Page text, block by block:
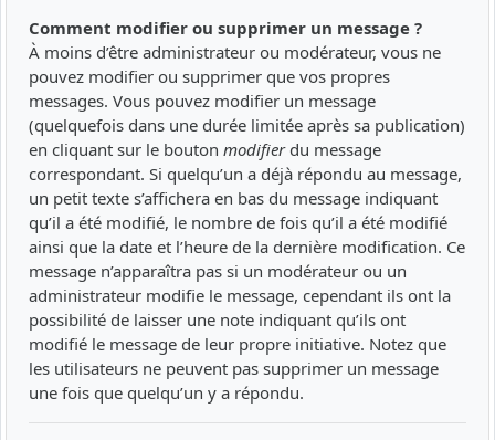
Comment modifier ou supprimer un message ?
À moins d’être administrateur ou modérateur, vous ne
pouvez modifier ou supprimer que vos propres
messages. Vous pouvez modifier un message
(quelquefois dans une durée limitée après sa publication)
en cliquant sur le bouton modifierdu message
correspondant. Si quelqu’un a déjà répondu au message,
un petit texte s’affichera en bas du message indiquant
qu’il a été modifié, le nombre de fois qu’il a été modifié
ainsi que la date et l’heure de la dernière modification. Ce
message n’apparaîtra pas si un modérateur ou un
administrateur modifie le message, cependant ils ont la
possibilité de laisser une note indiquant qu’ils ont
modifié le message de leur propre initiative. Notez que
les utilisateurs ne peuvent pas supprimer un message
une fois que quelqu’un y a répondu.